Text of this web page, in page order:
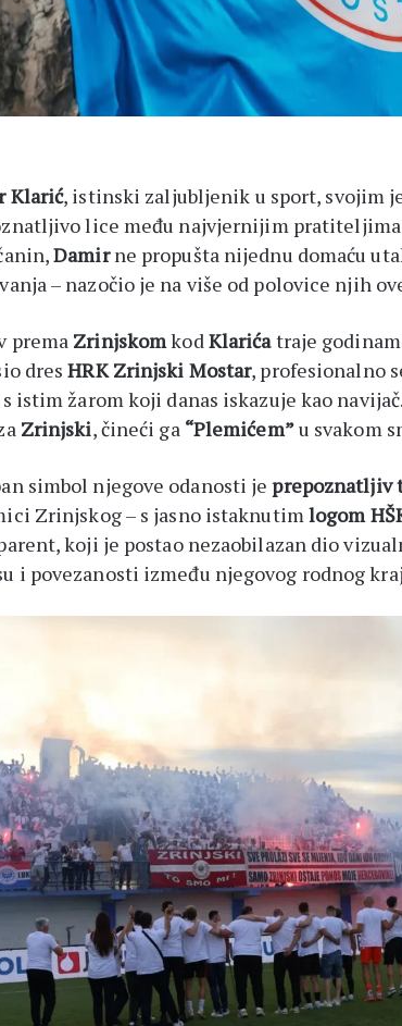
Klarić, istinski zaljubljenik u sport, svojim
lice među najvjernijim
Damirne propušta nijednu domaću
– nazočio je na više od polovice njih
prema Zrinjskomkod Klarićatraje
dresHRK Zrinjski Mostar, profesionalno
istim žarom koji danas iskazuje kao
Zrinjski, čineći ga “Plemićem”u svakom
simbol njegove odanosti jeprepoznatljiv
Zrinjskog – s jasno istaknutim logom
koji je postao nezaobilazan dio
i povezanosti između njegovog rodnog
14
biskupa